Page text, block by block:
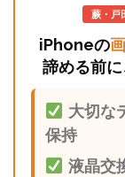
蕨・戸
iPhoneの
諦める前に
大切な
保持
液晶交